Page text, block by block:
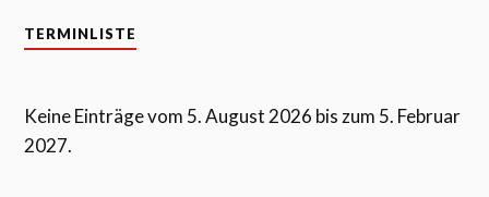
TERMINLISTE
Keine Einträge vom 5. August 2026 bis zum 5. Februar
2027.